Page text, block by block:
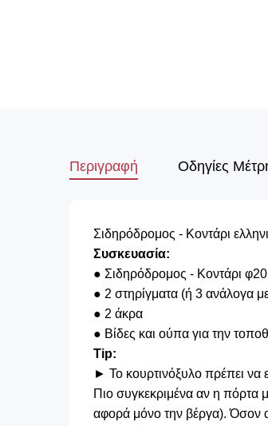
Περιγραφή Οδηγίες
Σιδηρόδρομος - Κοντάρι
Συσκευασία:
● Σιδηρόδρομος - Κοντάρι
● 2 στηρίγματα (ή 3 ανάλογα
● 2 άκρα
● Βίδες και ούπα για την
Tip:
► Το κουρτινόξυλο πρέπει να
Πιο συγκεκριμένα αν η πόρτα
αφορά μόνο την βέργα). Όσον